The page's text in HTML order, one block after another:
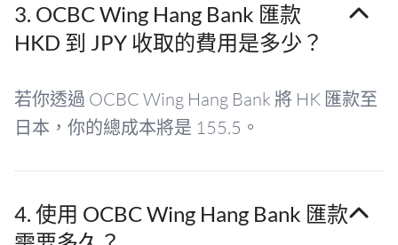
3. OCBC Wing Hang Bank 匯款
HKD 到 JPY 收取的費用是多少？
若你透過 OCBC Wing Hang Bank 將 HK 匯款至
日本，你的總成本將是 155.5。
4. 使用 OCBC Wing Hang Bank 匯款